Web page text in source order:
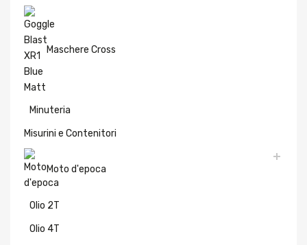
Maschere Cross
Minuteria
Misurini e Contenitori
Moto d'epoca
Olio 2T
Olio 4T